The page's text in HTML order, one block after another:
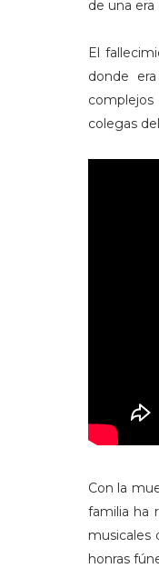
de una era
El
donde
colegas
Con la
familia ha
musicales
honras